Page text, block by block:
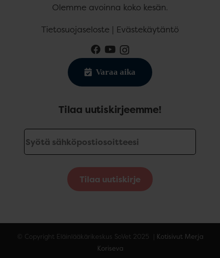
Olemme avoinna koko kesän.
Tietosuojaseloste | Evästekäytäntö
Varaa aika
Tilaa uutiskirjeemme!
Tilaa uutiskirje
© Copyright Eläinlääkärikeskus SoVet 2025 | Kotisivut Merja
Koriseva